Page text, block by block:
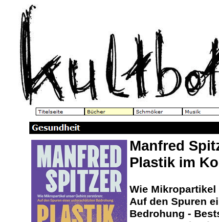
Manfred
Plastik im
Wie
Auf den Spuren
Bedrohung -